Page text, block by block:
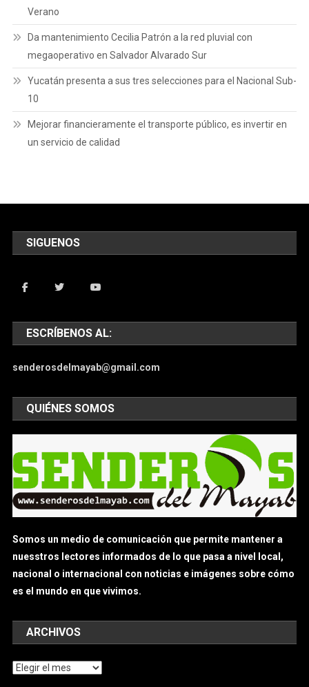
Verano
Da mantenimiento Cecilia Patrón a la red pluvial con
megaoperativo en Salvador Alvarado Sur
Yucatán presenta a sus tres selecciones para el Nacional Sub-
10
Mejorar financieramente el transporte público, es invertir en
un servicio de calidad
SIGUENOS
ESCRÍBENOS AL:
senderosdelmayab@gmail.com
QUIÉNES SOMOS
Somos un medio de comunicación que permite mantener a
nuesstros lectores informados de lo que pasa a nivel local,
nacional o internacional con noticias e imágenes sobre cómo
es el mundo en que vivimos.
ARCHIVOS
Archivos